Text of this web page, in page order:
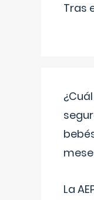
Tras
La